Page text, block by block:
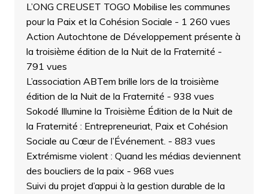
L’ONG CREUSET TOGO Mobilise les communes
pour la Paix et la Cohésion Sociale - 1 260 vues
Action Autochtone de Développement présente à
la troisième édition de la Nuit de la Fraternité -
791 vues
L’association ABTem brille lors de la troisième
édition de la Nuit de la Fraternité - 938 vues
Sokodé Illumine la Troisième Édition de la Nuit de
la Fraternité : Entrepreneuriat, Paix et Cohésion
Sociale au Cœur de l’Événement. - 883 vues
Extrémisme violent : Quand les médias deviennent
des boucliers de la paix - 968 vues
Suivi du projet d’appui à la gestion durable de la